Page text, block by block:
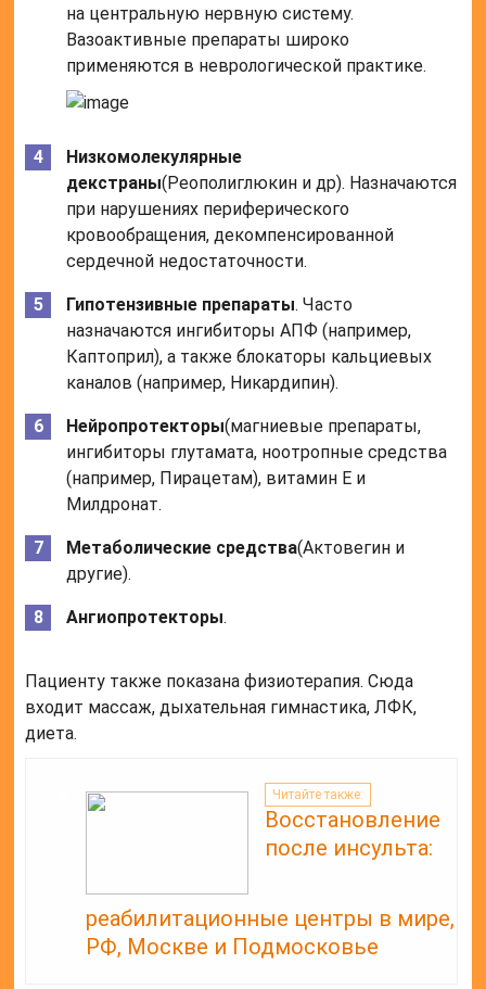
на центральную нервную систему.
Вазоактивные препараты широко
применяются в неврологической практике.
Низкомолекулярные
декстраны(Реополиглюкин и др). Назначаются
при нарушениях периферического
кровообращения, декомпенсированной
сердечной недостаточности.
Гипотензивные препараты. Часто
назначаются ингибиторы АПФ (например,
Каптоприл), а также блокаторы кальциевых
каналов (например, Никардипин).
Нейропротекторы(магниевые препараты,
ингибиторы глутамата, ноотропные средства
(например, Пирацетам), витамин Е и
Милдронат.
Метаболические средства(Актовегин и
другие).
Ангиопротекторы.
Пациенту также показана физиотерапия. Сюда
входит массаж, дыхательная гимнастика, ЛФК,
диета.
Читайте также:
Восстановление
после инсульта:
реабилитационные центры в мире,
РФ, Москве и Подмосковье